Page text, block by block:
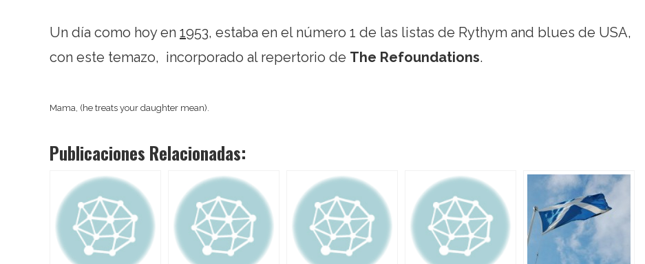
Un día como hoy en 1953, estaba en el número 1 de las listas de Rythym and blues de USA,
con este temazo, incorporado al repertorio de The Refoundations.
Mama, (he treats your daughter mean).
Publicaciones Relacionadas: